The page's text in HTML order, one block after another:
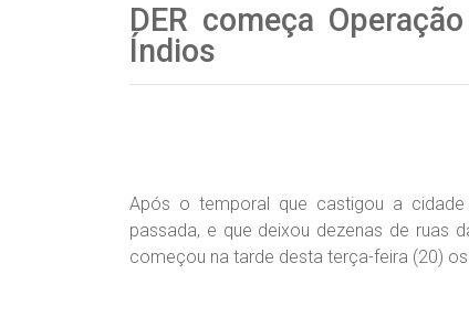
DER começa
Índios
Após o temporal que castigou a
passada, e que deixou dezenas de ruas
começou na tarde desta terça-feira (20)